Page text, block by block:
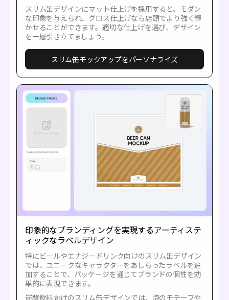
スリム缶デザインにマット仕上げを採用すると、モダン
な印象を与えられ、グロス仕上げなら店頭でより強く輝
かせることができます。適切な仕上げを選び、デザイン
を一層引き立てましょう。
スリム缶モックアップをパーソナライズ
印象的なブランディングを実現するアーティステ
ィックなラベルデザイン
特にビールやエナジードリンク向けのスリム缶デザイン
では、ユニークなキャラクターをあしらったラベルを追
加することで、パッケージを通じてブランドの個性を効
果的に表現できます。
炭酸飲料向けのスリム缶デザインでは、泡のモチーフや